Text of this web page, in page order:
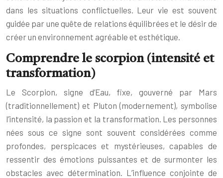
dans les situations conflictuelles. Leur vie est souvent
guidée par une quête de relations équilibrées et le désir de
créer un environnement agréable et esthétique.
Comprendre le scorpion (intensité et
transformation)
Le Scorpion, signe d’Eau, fixe, gouverné par Mars
(traditionnellement) et Pluton (modernement), symbolise
l’intensité, la passion et la transformation. Les personnes
nées sous ce signe sont souvent considérées comme
profondes, perspicaces et mystérieuses, capables de
ressentir des émotions puissantes et de surmonter les
obstacles avec détermination. L’influence conjointe de